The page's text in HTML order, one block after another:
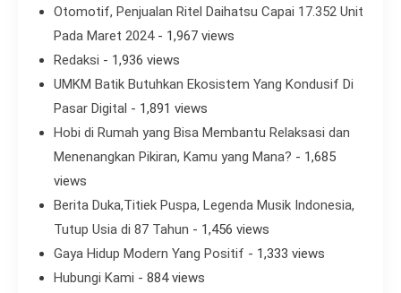
Otomotif, Penjualan Ritel Daihatsu Capai 17.352 Unit
Pada Maret 2024- 1,967 views
Redaksi - 1,936 views
UMKM Batik Butuhkan Ekosistem Yang Kondusif Di
Pasar Digital - 1,891 views
Hobi di Rumah yang Bisa Membantu Relaksasi dan
Menenangkan Pikiran, Kamu yang Mana? - 1,685
views
Berita Duka,Titiek Puspa, Legenda Musik Indonesia,
Tutup Usia di 87 Tahun - 1,456 views
Gaya Hidup Modern Yang Positif - 1,333 views
Hubungi Kami - 884 views